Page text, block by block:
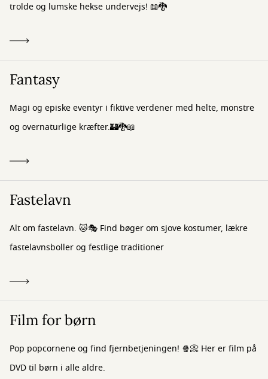
trolde og lumske hekse undervejs! 📖🐉
Fantasy
Magi og episke eventyr i fiktive verdener med helte, monstre
og overnaturlige kræfter.🏰🐉📖
Fastelavn
Alt om fastelavn. 🐱🎭 Find bøger om sjove kostumer, lækre
fastelavnsboller og festlige traditioner
Film for børn
Pop popcornene og find fjernbetjeningen! 🍿📀 Her er film på
DVD til børn i alle aldre.